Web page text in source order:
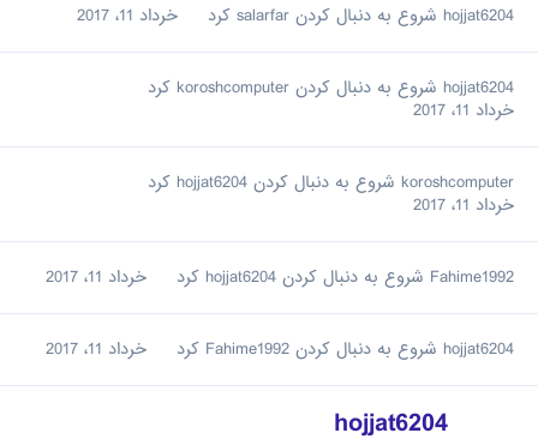
hojjat6204 شروع به دنبال کردن salarfar کرد خرداد 11، 2017
hojjat6204 شروع به دنبال کردن koroshcomputer کرد
خرداد 11، 2017
koroshcomputer شروع به دنبال کردن hojjat6204 کرد
خرداد 11، 2017
Fahime1992 شروع به دنبال کردن hojjat6204 کرد خرداد 11، 2017
hojjat6204 شروع به دنبال کردن Fahime1992 کرد خرداد 11، 2017
hojjat6204